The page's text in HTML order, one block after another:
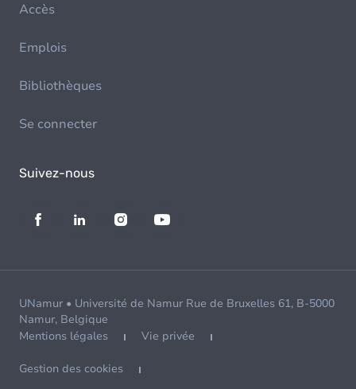
Accès
Emplois
Bibliothèques
Se connecter
Suivez-nous
UNamur • Université de Namur Rue de Bruxelles 61, B-5000
Namur, Belgique
Mentions légales
Vie privée
Gestion des cookies